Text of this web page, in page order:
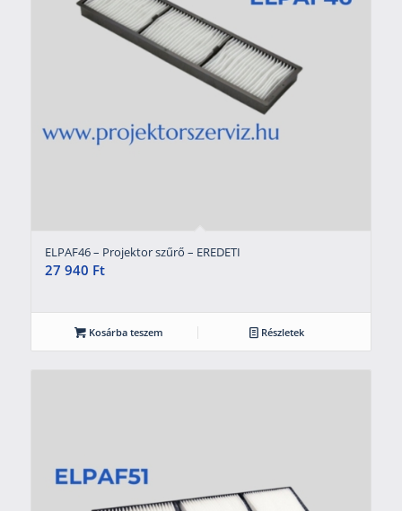
ELPAF46 – Projektor szűrő – EREDETI
27 940 Ft
Kosárba teszem Részletek